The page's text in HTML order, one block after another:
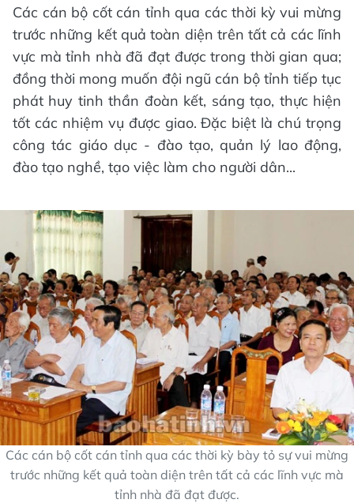
Các cán bộ cốt cán tỉnh qua các thời kỳ vui mừng
trước những kết quả toàn diện trên tất cả các lĩnh
vực mà tỉnh nhà đã đạt được trong thời gian qua;
đồng thời mong muốn đội ngũ cán bộ tỉnh tiếp tục
phát huy tinh thần đoàn kết, sáng tạo, thực hiện
tốt các nhiệm vụ được giao. Đặc biệt là chú trọng
công tác giáo dục - đào tạo, quản lý lao động,
đào tạo nghề, tạo việc làm cho người dân...
Các cán bộ cốt cán tỉnh qua các thời kỳ bày tỏ sự vui mừng
trước những kết quả toàn diện trên tất cả các lĩnh vực mà
tỉnh nhà đã đạt được.